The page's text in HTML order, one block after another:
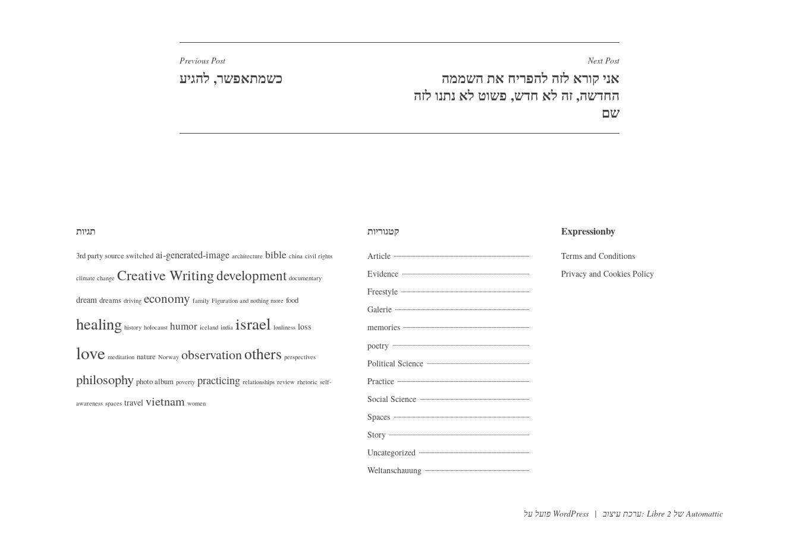
ניווט
Previous Post
כשמתאפשר, להגיע
Next Post
אני קורא לזה להפריח את השממה
החדשה, זה לא חדש, פשוט לא נתנו לזה
שם
תגיות
3rd party source switched ai-generated-image architecture bible china civil rights
climate change Creative Writingdevelopment documentary
dream dreams driving economy family Figuration and nothing more food
healing history holocaust humor iceland india israel lonliness loss
love meditation nature Norway observationothers perspectives
philosophy photo album poverty practicing relationships review rhetoric self-
awareness spaces travel vietnam women
קטגוריות
Article
Evidence
Freestyle
Galerie
memories
poetry
Political Science
Practice
Social Science
Spaces
Story
Uncategorized
Weltanschauung
Expressionby
Terms and Conditions
Privacy and Cookies Policy
פועל על WordPress | ערכת עיצוב: Libre 2 שלAutomattic